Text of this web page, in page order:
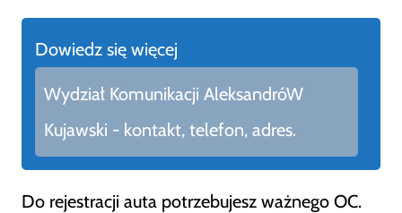
Dowiedz się więcej
Wydział Komunikacji AleksandróW
Kujawski - kontakt, telefon, adres.
Do rejestracji auta potrzebujesz ważnego OC.